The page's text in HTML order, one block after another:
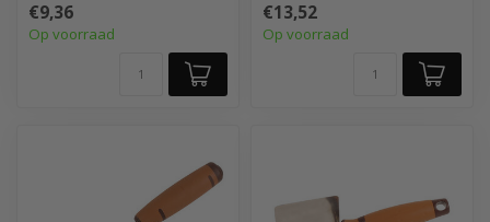
€9,36
Op voorraad
€13,52
Op voorraad